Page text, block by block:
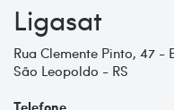
Ligasat
Rua Clemente Pinto, 47
São Leopoldo - RS